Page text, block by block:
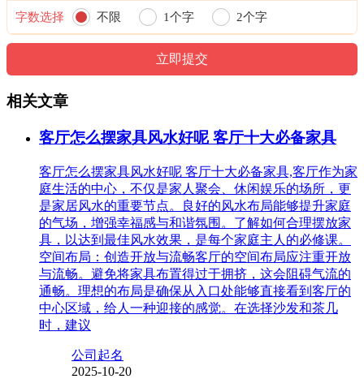
字数选择 不限 1个字 2个字
相关文章
客厅怎么摆家具风水好呢 客厅十大必备家具
客厅怎么摆家具风水好呢 客厅十大必备家具,客厅作为家
庭生活的中心，不仅是家人聚会、休闲娱乐的场所，更
是家居风水的重要节点。良好的风水布局能够提升家庭
的气场，增强幸福感与和谐氛围。了解如何合理摆放家
具，以达到最佳风水效果，是每个家庭主人的必修课。
空间布局：创造开放与流畅客厅的空间布局应注重开放
与流畅。避免将家具布置得过于拥挤，这会阻碍气流的
通畅。理想的布局是确保从入口处能够直接看到客厅的
中心区域，给人一种迎接的感觉。在选择沙发和茶几
时，建议
公司起名
2025-10-20